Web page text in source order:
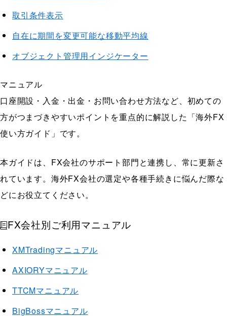
取引条件表示
自在に期間を変更可能な移動平均線
オブジェクト管理用インジケーター
マニュアル
口座開設・入金・出金・お問い合わせ方法など、初めての
方がつまづきやすいポイントを重点的に解説した「海外FX
使い方ガイド」です。
本ガイドは、FX会社のサポート部門と連携し、常に更新さ
れています。海外FX会社の選定や各種手続きに悩んだ際な
どにお役立てください。
FX会社別ご利用マニュアル
XMTradingマニュアル
AXIORYマニュアル
TTCMマニュアル
BigBossマニュアル